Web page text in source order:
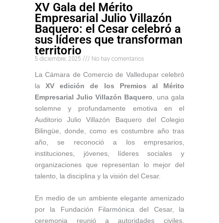
XV Gala del Mérito
Empresarial Julio Villazón
Baquero: el Cesar celebró a
sus líderes que transforman
territorio
5 diciembre, 2025 No hay comentarios
La Cámara de Comercio de Valledupar celebró
laXV edición de los Premios al Mérito
Empresarial Julio Villazón Baquero, una gala
solemne y profundamente emotiva en el
Auditorio Julio Villazón Baquero del Colegio
Bilingüe, donde, como es costumbre año tras
año, se reconoció a los empresarios,
instituciones, jóvenes, líderes sociales y
organizaciones que representan lo mejor del
talento, la disciplina y la visión del Cesar.
En medio de un ambiente elegante amenizado
por la Fundación Filarmónica del Cesar, la
ceremonia reunió a autoridades civiles,